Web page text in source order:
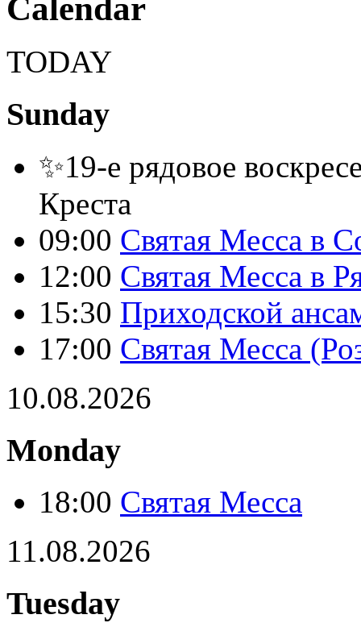
Calendar
TODAY
Sunday
✨19-е рядовое
Креста
09:00 Святая Месса в
12:00 Святая Месса в
15:30 Приходской
17:00 Святая Месса
10.08.2026
Monday
18:00 Святая Месса
11.08.2026
Tuesday